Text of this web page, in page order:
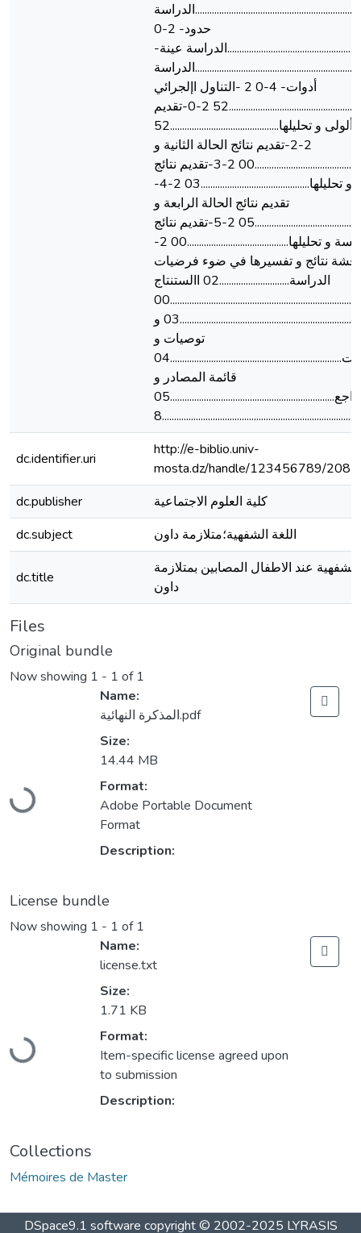
0-0 50...................................................................الدراسة
حدود- 2-0
عينة-
3-0 53...................................................................الدراسة
أدوات- 4-0 2 -التناول اإلجرائي
الثاني..............................................................52 2-0-تقديم
نتائج الحالة األولى و تحليلها.............................................52
2-2-تقديم نتائج الحالة الثانية و
تحليلها.............................................00 2-3-تقديم نتائج
الحالة الثالثة و تحليلها.............................................03 2-4-
تقديم نتائج الحالة الرابعة و
تحليلها............................................05 2-5-تقديم نتائج
الحالة الخامسة و تحليلها..........................................00 2-
نتائج و تفسيرها في ضوء فرضيات
الدراسة.............................02 االستنتاج
العام.............................................................................00
خاتمة......................................................................................03 و
توصيات و
االقتراحات.......................................................................04
قائمة المصادر و
المراجع....................................................................05
dc.identifier.uri
http://e-biblio.univ-
mosta.dz/handle/123456789/
dc.publisher
كلية العلوم الاجتماعية
dc.subject
اللغة الشفهية؛متلازمة داون
dc.title
عند الاطفال المصابين بمتلازمة
داون
Files
Original bundle
Now showing 1 - 1 of 1
Loading...
Name:
المذكرة النهائية.pdf
Size:
14.44 MB
Format:
Adobe Portable Document
Format
Description:
License bundle
Now showing 1 - 1 of 1
Loading...
Name:
license.txt
Size:
1.71 KB
Format:
Item-specific license agreed upon
to submission
Description:
Collections
Mémoires de Master
DSpace9.1 software copyright © 2002-2025 LYRASIS